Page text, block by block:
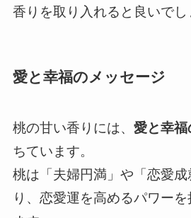
香りを取り入れると良いでし
愛と幸福のメッセージ
桃の甘い香りには、 愛と幸福
ちています。
桃は「夫婦円満」や「恋愛
り、恋愛運を高めるパワー